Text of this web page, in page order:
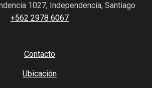
1027, Independencia, Santiago
+562 2978 6067
Contacto
Ubicación